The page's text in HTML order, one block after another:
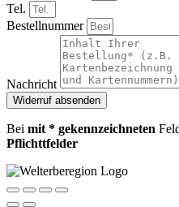
Tel.
Bestellnummer
Nachricht
Widerruf absenden
Bei mit * gekennzeichneten
Pflichttfelder